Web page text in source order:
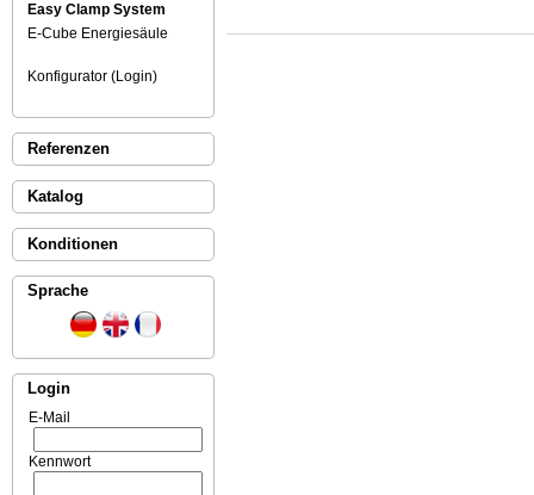
Easy Clamp System
E-Cube Energiesäule
Konfigurator (Login)
Referenzen
Katalog
Konditionen
Sprache
Login
E-Mail
Kennwort